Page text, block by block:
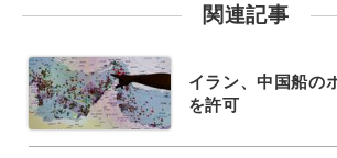
関連記事
イラン、中国船の
を許可